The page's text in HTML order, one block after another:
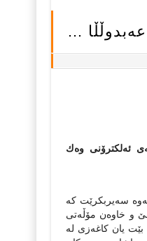
…
ئەلكترۆنى وەك
سه‌یربکرێت که‌
و خاوه‌ن مۆڵه‌تی
یان کاغه‌زی له‌